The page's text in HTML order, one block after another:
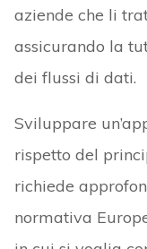
aziende che li
assicurando la
dei flussi di dati.
Sviluppare
rispetto del
richiede
normativa